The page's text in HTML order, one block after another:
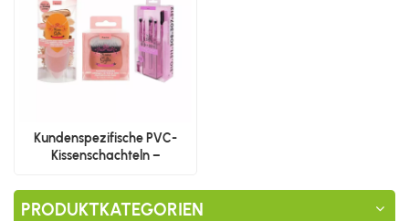
Kundenspezifische PVC-
Kissenschachteln –
für Kosmetikschwämme
PRODUKTKATEGORIEN